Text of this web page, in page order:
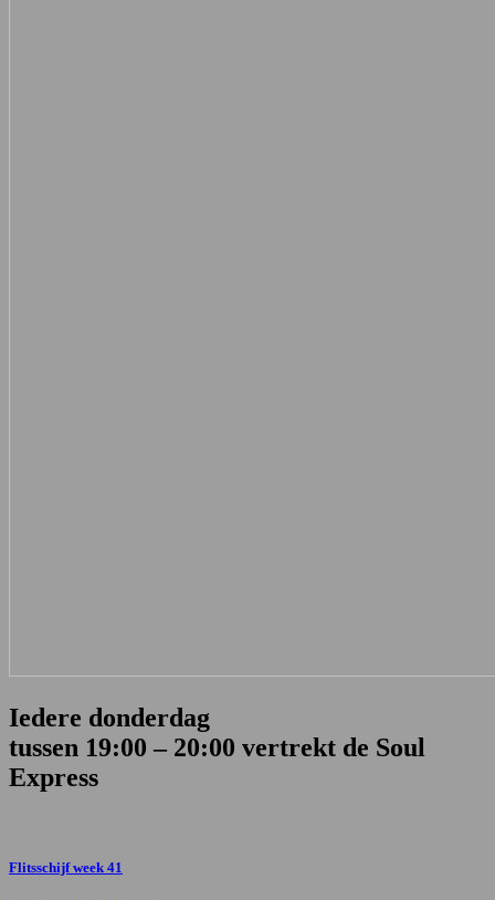
Iedere donderdag
tussen 19:00 – 20:00 vertrekt de Soul
Express
Flitsschijf week 41